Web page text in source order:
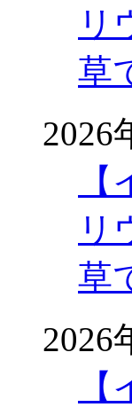
リ
草
2026
リ
草
2026